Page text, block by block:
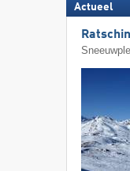
Actueel